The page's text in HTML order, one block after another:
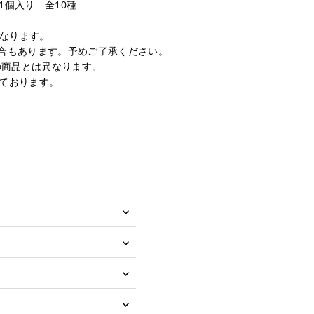
1個入り 全10種
ります。
あります。予めご了承ください。
品とは異なります。
ります。